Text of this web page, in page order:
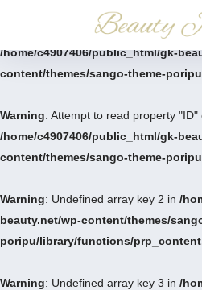
: Undefined variable $post in
/home/c4907406/public_html/gk-
content/themes/sango-theme-
Warning: Attempt to read property "ID"
/home/c4907406/public_html/gk-
content/themes/sango-theme-
Warning: Undefined array key 2 in /
beauty.net/wp-content/themes/
poripu/library/functions/
Warning: Undefined array key 3 in /